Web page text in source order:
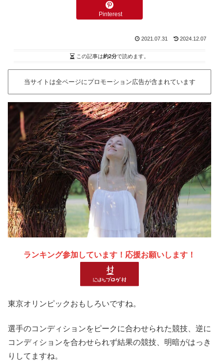
Pinterest
2021.07.31 2024.12.07
この記事は約2分で読めます。
当サイトは全ページにプロモーション広告が含まれています
ランキング参加しています！応援お願いします！
東京オリンピックおもしろいですね。
選手のコンディションをピークに合わせられた競技、逆に
コンディションを合わせられず結果の競技、明暗がはっき
りしてますね。